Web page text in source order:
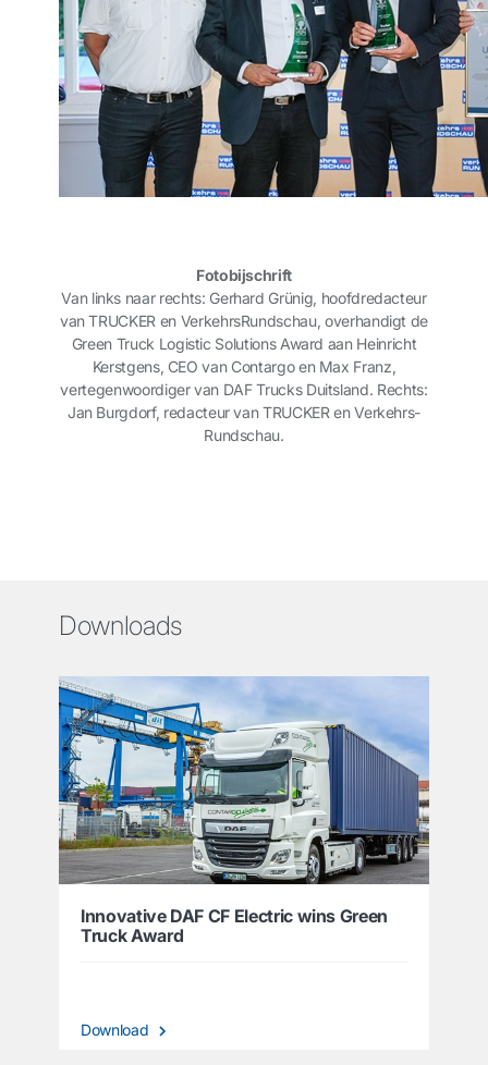
Fotobijschrift
Van links naar rechts: Gerhard Grünig, hoofdredacteur
van TRUCKER en VerkehrsRundschau, overhandigt de
Green Truck Logistic Solutions Award aan Heinricht
Kerstgens, CEO van Contargo en Max Franz,
vertegenwoordiger van DAF Trucks Duitsland. Rechts:
Jan Burgdorf, redacteur van TRUCKER en Verkehrs-
Rundschau.
Downloads
Innovative DAF CF Electric wins Green
Truck Award
Download